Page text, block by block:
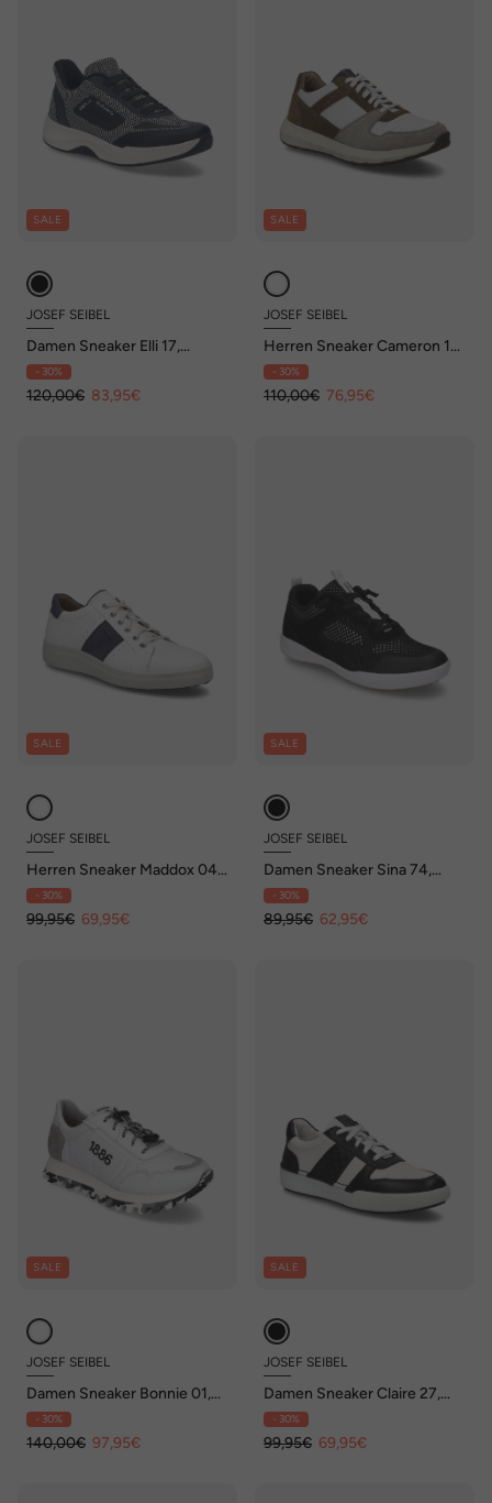
SALE
JOSEF SEIBEL
Damen Sneaker Elli 17,
schwarz-weiss
- 30%
120,00€ 83,95€
SALE
JOSEF SEIBEL
Herren Sneaker Cameron 10,
weiss-braun
- 30%
110,00€ 76,95€
SALE
JOSEF SEIBEL
Herren Sneaker Maddox 04,
weiss-blau
- 30%
99,95€ 69,95€
SALE
JOSEF SEIBEL
Damen Sneaker Sina 74,
schwarz-weiss
- 30%
89,95€ 62,95€
SALE
JOSEF SEIBEL
Damen Sneaker Bonnie 01,
weiss-grau
- 30%
140,00€ 97,95€
SALE
JOSEF SEIBEL
Damen Sneaker Claire 27,
schwarz-weiss
- 30%
99,95€ 69,95€